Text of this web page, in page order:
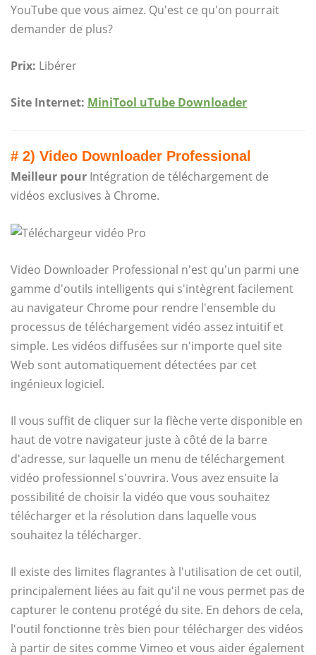
YouTube que vous aimez. Qu'est ce qu'on pourrait
demander de plus?
Prix: Libérer
Site Internet: MiniTool uTube Downloader
# 2) Video Downloader Professional
Meilleur pour Intégration de téléchargement de
vidéos exclusives à Chrome.
Video Downloader Professional n'est qu'un parmi une
gamme d'outils intelligents qui s'intègrent facilement
au navigateur Chrome pour rendre l'ensemble du
processus de téléchargement vidéo assez intuitif et
simple. Les vidéos diffusées sur n'importe quel site
Web sont automatiquement détectées par cet
ingénieux logiciel.
Il vous suffit de cliquer sur la flèche verte disponible en
haut de votre navigateur juste à côté de la barre
d'adresse, sur laquelle un menu de téléchargement
vidéo professionnel s'ouvrira. Vous avez ensuite la
possibilité de choisir la vidéo que vous souhaitez
télécharger et la résolution dans laquelle vous
souhaitez la télécharger.
Il existe des limites flagrantes à l'utilisation de cet outil,
principalement liées au fait qu'il ne vous permet pas de
capturer le contenu protégé du site. En dehors de cela,
l'outil fonctionne très bien pour télécharger des vidéos
à partir de sites comme Vimeo et vous aider également